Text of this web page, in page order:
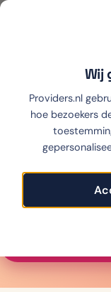
Wij
Providers.nl
hoe bezoekers
eSIM
aanbieders
(Telkomsel), juli